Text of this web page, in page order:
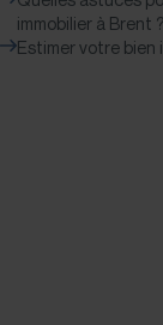
immobilier à Brent ?
Estimer votre bien